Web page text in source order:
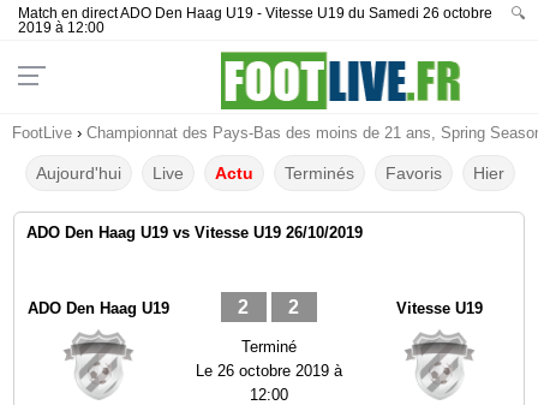
Match en direct ADO Den Haag U19 - Vitesse U19 du Samedi 26 octobre
2019 à 12:00
🔍
FootLive › Championnat des Pays-Bas des moins de 21 ans, Spring
Aujourd'hui Live Actu Terminés Favoris Hier
ADO Den Haag U19 vs Vitesse U19 26/10/2019
ADO Den Haag U19 2 2
Terminé
Le 26 octobre 2019 à
12:00
Vitesse U19